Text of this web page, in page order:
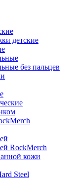
детские
без пальцев
RockMerch
кожи
Steel